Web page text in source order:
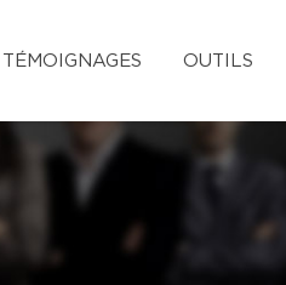
TÉMOIGNAGES OUTILS